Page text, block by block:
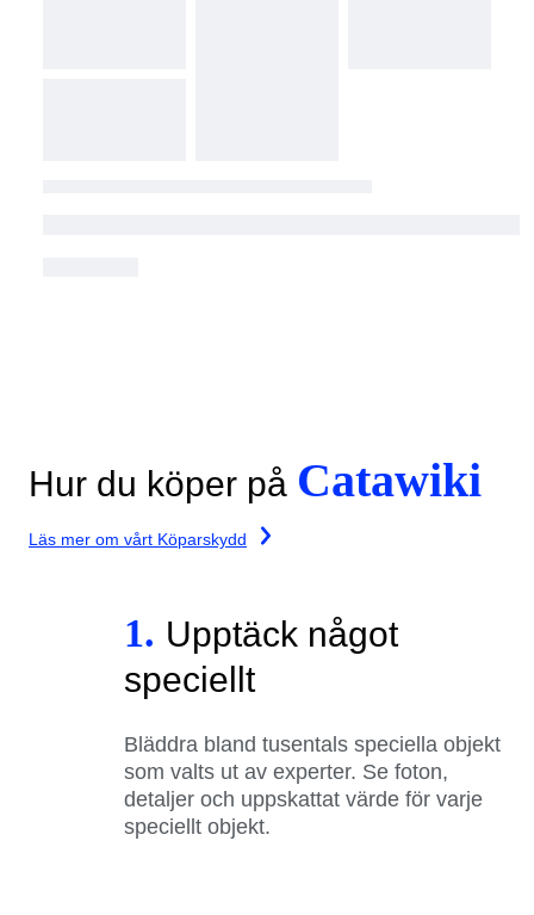
Hur du köper på Catawiki
Läs mer om vårt Köparskydd
1. Upptäck något
speciellt
Bläddra bland tusentals speciella objekt
som valts ut av experter. Se foton,
detaljer och uppskattat värde för varje
speciellt objekt.